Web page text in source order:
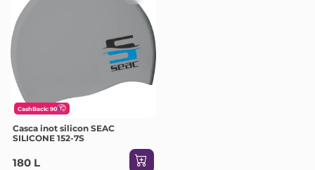
CashBack: 90
Casca inot silicon SEAC
SILICONE 152-7S
180 L